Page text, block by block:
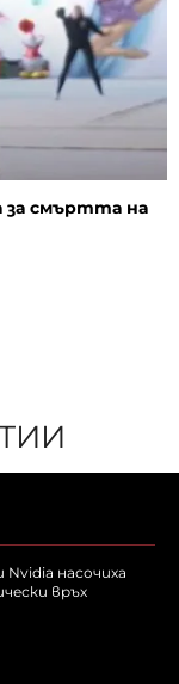
за смъртта на
насочиха
връх